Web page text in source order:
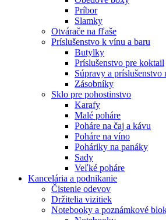
Príbor
Slamky
Otvárače na fľaše
Príslušenstvo k vínu a baru
Butylky
Príslušenstvo pre koktail
Súpravy a príslušenstvo
Zásobníky
Sklo pre pohostinstvo
Karafy
Malé poháre
Poháre na čaj a kávu
Poháre na víno
Poháriky na panáky
Sady
Veľké poháre
Kancelária a podnikanie
Čistenie odevov
Držitelia vizitiek
Notebooky a poznámkové